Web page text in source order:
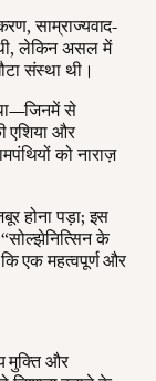
साम्राज्यवाद-
थी, लेकिन असल में
संस्था थी।
से
एशिया और
को नाराज़
होना पड़ा; इस
के
एक महत्वपूर्ण और
मुक्ति और